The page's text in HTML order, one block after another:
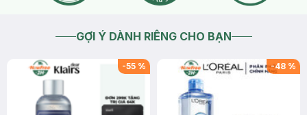
GỢI Ý DÀNH RIÊNG CHO BẠN
-55 % -48 %